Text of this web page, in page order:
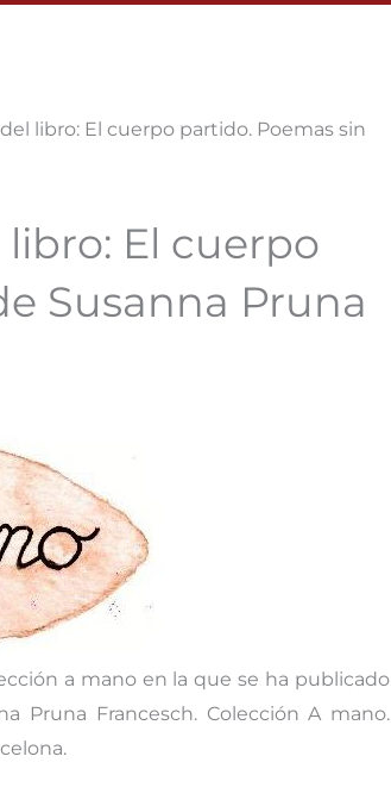
libro: El cuerpo partido. Poemas sin
El cuerpo
Susanna Pruna
a mano en la que se ha publicado
Pruna Francesch. Colección A mano.